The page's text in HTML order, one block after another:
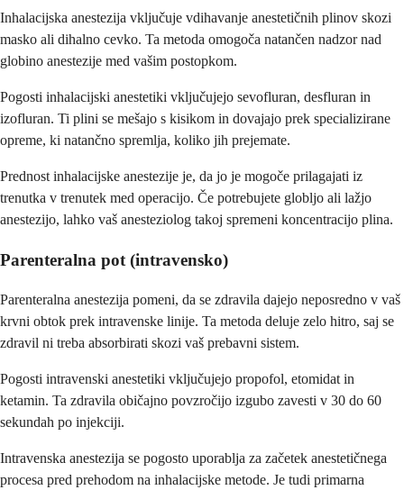
Inhalacijska anestezija vključuje vdihavanje anestetičnih plinov skozi
masko ali dihalno cevko. Ta metoda omogoča natančen nadzor nad
globino anestezije med vašim postopkom.
Pogosti inhalacijski anestetiki vključujejo sevofluran, desfluran in
izofluran. Ti plini se mešajo s kisikom in dovajajo prek specializirane
opreme, ki natančno spremlja, koliko jih prejemate.
Prednost inhalacijske anestezije je, da jo je mogoče prilagajati iz
trenutka v trenutek med operacijo. Če potrebujete globljo ali lažjo
anestezijo, lahko vaš anesteziolog takoj spremeni koncentracijo plina.
Parenteralna pot (intravensko)
Parenteralna anestezija pomeni, da se zdravila dajejo neposredno v vaš
krvni obtok prek intravenske linije. Ta metoda deluje zelo hitro, saj se
zdravil ni treba absorbirati skozi vaš prebavni sistem.
Pogosti intravenski anestetiki vključujejo propofol, etomidat in
ketamin. Ta zdravila običajno povzročijo izgubo zavesti v 30 do 60
sekundah po injekciji.
Intravenska anestezija se pogosto uporablja za začetek anestetičnega
procesa pred prehodom na inhalacijske metode. Je tudi primarna